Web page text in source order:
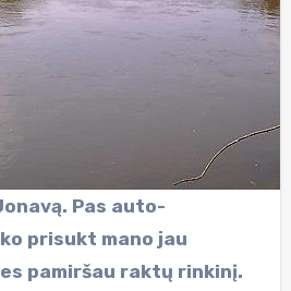
Pas auto-
prisukt mano jau
pamiršau raktų rinkinį.